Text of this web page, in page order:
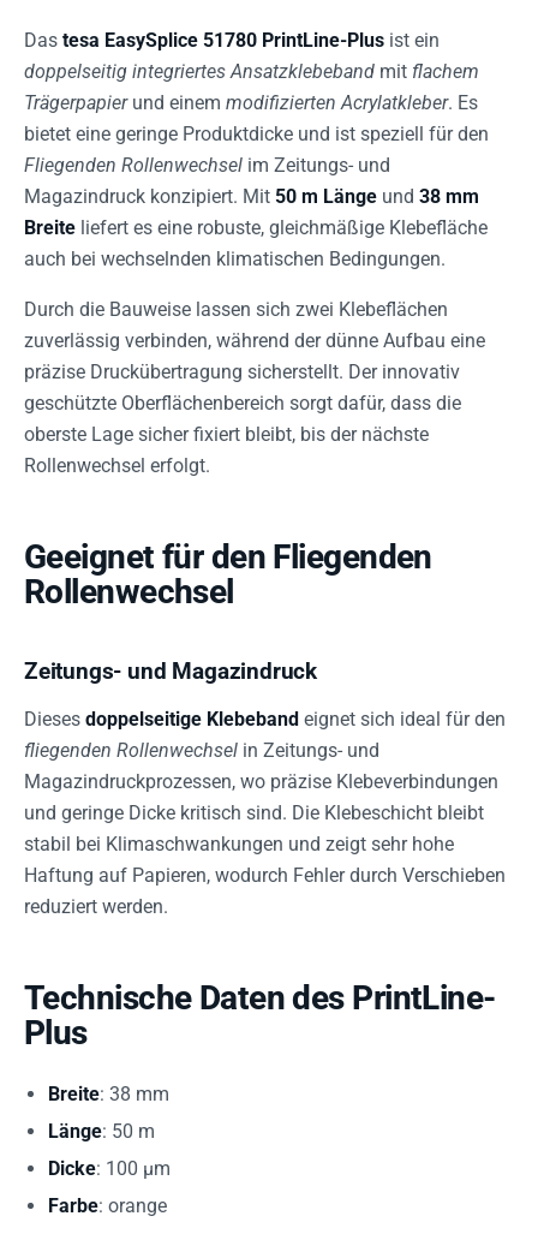
Das tesa EasySplice 51780 PrintLine-Plus ist ein
doppelseitig integriertes Ansatzklebeband mit flachem
Trägerpapierund einem modifizierten Acrylatkleber. Es
bietet eine geringe Produktdicke und ist speziell für den
Fliegenden Rollenwechsel im Zeitungs- und
Magazindruck konzipiert. Mit 50 m Länge und 38 mm
Breite liefert es eine robuste, gleichmäßige Klebefläche
auch bei wechselnden klimatischen Bedingungen.
Durch die Bauweise lassen sich zwei Klebeflächen
zuverlässig verbinden, während der dünne Aufbau eine
präzise Druckübertragung sicherstellt. Der innovativ
geschützte Oberflächenbereich sorgt dafür, dass die
oberste Lage sicher fixiert bleibt, bis der nächste
Rollenwechsel erfolgt.
Geeignet für den Fliegenden
Rollenwechsel
Zeitungs- und Magazindruck
Dieses doppelseitige Klebeband eignet sich ideal für den
fliegenden Rollenwechsel in Zeitungs- und
Magazindruckprozessen, wo präzise Klebeverbindungen
und geringe Dicke kritisch sind. Die Klebeschicht bleibt
stabil bei Klimaschwankungen und zeigt sehr hohe
Haftung auf Papieren, wodurch Fehler durch Verschieben
reduziert werden.
Technische Daten des PrintLine-
Plus
Breite: 38 mm
Länge: 50 m
Dicke: 100 µm
Farbe: orange